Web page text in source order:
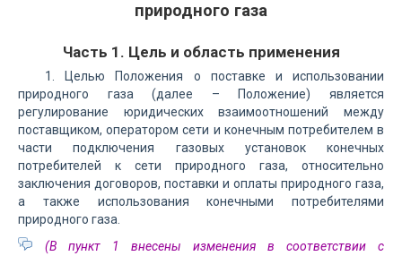
природного газа
Часть 1. Цель и область применения
1. Целью Положения о поставке и использовании
природного газа (далее – Положение) является
регулирование юридических взаимоотношений между
поставщиком, оператором сети и конечным потребителем в
части подключения газовых установок конечных
потребителей к сети природного газа, относительно
заключения договоров, поставки и оплаты природного газа,
а также использования конечными потребителями
природного газа.
(В пункт 1 внесены изменения в соответствии с